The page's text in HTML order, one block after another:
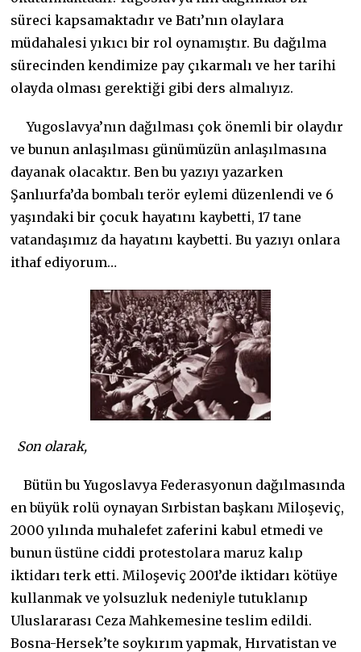
süreci kapsamaktadır ve Batı’nın olaylara
müdahalesi yıkıcı bir rol oynamıştır. Bu dağılma
sürecinden kendimize pay çıkarmalı ve her tarihi
olayda olması gerektiği gibi ders almalıyız.
Yugoslavya’nın dağılması çok önemli bir olaydır
ve bunun anlaşılması günümüzün anlaşılmasına
dayanak olacaktır. Ben bu yazıyı yazarken
Şanlıurfa’da bombalı terör eylemi düzenlendi ve 6
yaşındaki bir çocuk hayatını kaybetti, 17 tane
vatandaşımız da hayatını kaybetti. Bu yazıyı onlara
ithaf ediyorum…
Son olarak,
Bütün bu Yugoslavya Federasyonun dağılmasında
en büyük rolü oynayan Sırbistan başkanı Miloşeviç,
2000 yılında muhalefet zaferini kabul etmedi ve
bunun üstüne ciddi protestolara maruz kalıp
iktidarı terk etti. Miloşeviç 2001’de iktidarı kötüye
kullanmak ve yolsuzluk nedeniyle tutuklanıp
Uluslararası Ceza Mahkemesine teslim edildi.
Bosna-Hersek’te soykırım yapmak, Hırvatistan ve